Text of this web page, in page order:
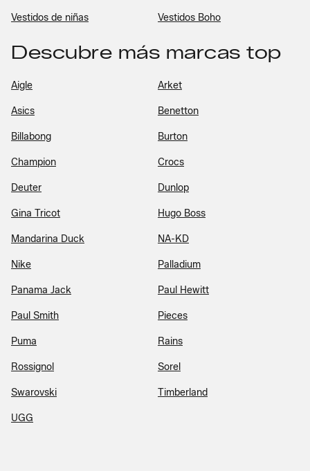
Vestidos de niñas Vestidos Boho
Descubre más marcas top
Aigle Arket
Asics Benetton
Billabong Burton
Champion Crocs
Deuter Dunlop
Gina Tricot Hugo Boss
Mandarina Duck NA-KD
Nike Palladium
Panama Jack Paul Hewitt
Paul Smith Pieces
Puma Rains
Rossignol Sorel
Swarovski Timberland
UGG